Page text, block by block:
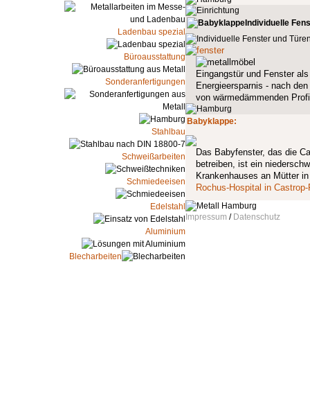
Ladenbau spezial
Büroausstattung
Sonderanfertigungen
Stahlbau
Schweißarbeiten
Schmiedeeisen
Edelstahl
Aluminium
Blecharbeiten
Individuelle
Eingangstür und Fenster
Energieersparnis - nach
von wärmedämmenden
Babyklappe:
Das Babyfenster, das die
betreiben, ist ein
Krankenhauses an Mütter
Rochus-Hospital in
Impressum / Datenschutz